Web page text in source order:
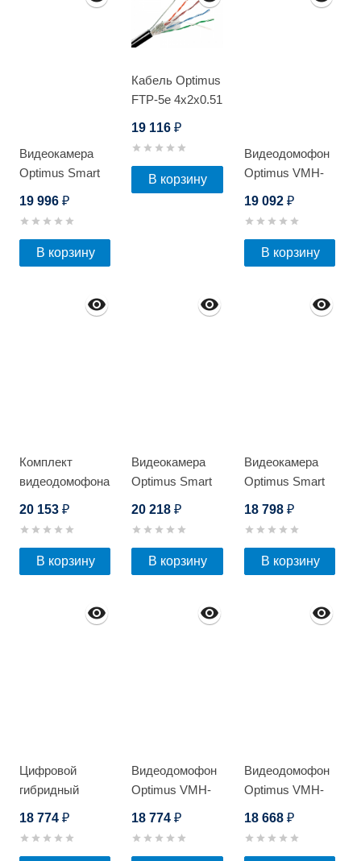
Видеокамера
Optimus Smart
19 996 ₽
В корзину
Кабель Optimus
FTP-5e 4x2x0.51
19 116₽
В корзину
Видеодомофон
Optimus VMH-
19 092 ₽
В корзину
Комплект
видеодомофона
20 153 ₽
В корзину
Видеокамера
Optimus Smart
20 218₽
В корзину
Видеокамера
Optimus Smart
18 798 ₽
В корзину
Цифровой
гибридный
18 774 ₽
Видеодомофон
Optimus VMH-
18 774₽
Видеодомофон
Optimus VMH-
18 668 ₽